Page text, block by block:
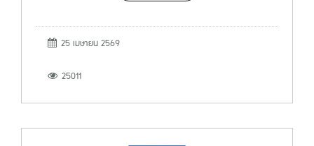
25 เมษายน 2569
25011